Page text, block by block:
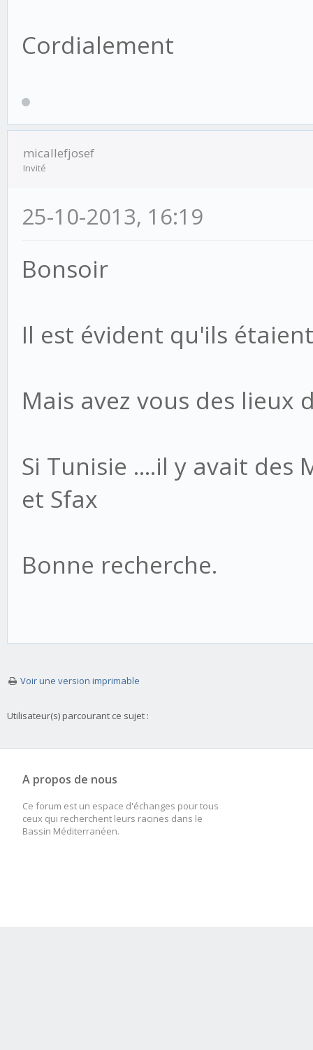
Cordialement
micallefjosef
Invité
25-10-2013, 16:19
Bonsoir
Il est évident qu'ils
Mais avez vous des lieux
Si Tunisie ....il y avait des
et Sfax
Bonne recherche.
Voir une version imprimable
Utilisateur(s) parcourant ce sujet :
A propos de nous
Ce forum est un espace d'échanges pour tous
ceux qui recherchent leurs racines dans le
Bassin Méditerranéen.